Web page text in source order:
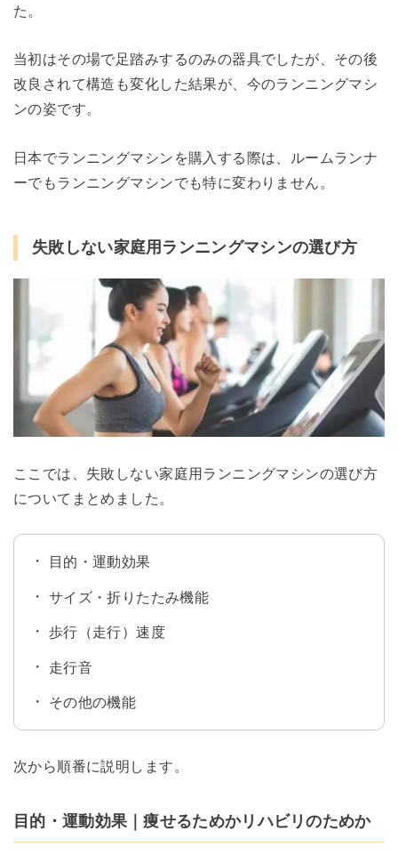
た。
当初はその場で足踏みするのみの器具でしたが、その後
改良されて構造も変化した結果が、今のランニングマシ
ンの姿です。
日本でランニングマシンを購入する際は、ルームランナ
ーでもランニングマシンでも特に変わりません。
失敗しない家庭用ランニングマシンの選び方
ここでは、失敗しない家庭用ランニングマシンの選び方
についてまとめました。
目的・運動効果
サイズ・折りたたみ機能
歩行（走行）速度
走行音
その他の機能
次から順番に説明します。
目的・運動効果｜痩せるためかリハビリのためか